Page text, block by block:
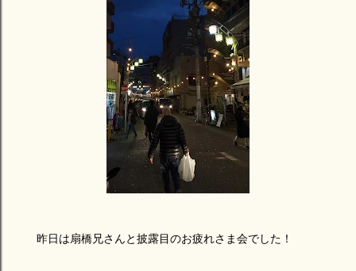
昨日は扇橋兄さんと披露目のお疲れさま会でした！